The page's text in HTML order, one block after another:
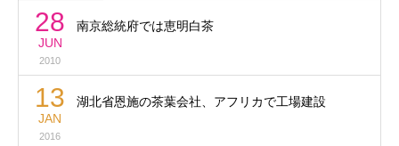
28
JUN
2010
南京総統府では恵明白茶
13
JAN
2016
湖北省恩施の茶葉会社、アフリカで工場建設